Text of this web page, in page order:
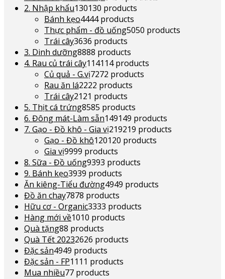
2. Nhập khẩu130130 products
Bánh kẹo4444 products
Thực phẩm - đồ uống5050 products
Trái cây3636 products
3. Dinh dưỡng8888 products
4. Rau củ trái cây114114 products
Củ quả - G.vị7272 products
Rau ăn lá2222 products
Trái cây2121 products
5. Thịt cá trứng8585 products
6. Đông mát-Làm sẵn149149 products
7. Gạo - Đồ khô - Gia vị219219 products
Gạo - Đồ khô120120 products
Gia vị9999 products
8. Sữa - Đồ uống9393 products
9. Bánh kẹo3939 products
Ăn kiêng-Tiểu đường4949 products
Đồ ăn chay7878 products
Hữu cơ - Organic3333 products
Hàng mới về1010 products
Quà tặng88 products
Quà Tết 20232626 products
Đặc sản4949 products
Đặc sản - FP11 11 products
Mua nhiều77 products